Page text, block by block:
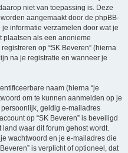
niet van toepassing is. Deze
aangemaakt door de phpBB-
informatie verzamelen door wat je
plaatsen als een anonieme
op “SK Beveren” (hierna
na je registratie en wanneer je
naam (hierna “je
om te kunnen aanmelden op je
geldig e-mailadres
op “SK Beveren” is beveiligd
waar dit forum gehost wordt.
wachtwoord en je e-mailadres die
is verplicht of optioneel, dat